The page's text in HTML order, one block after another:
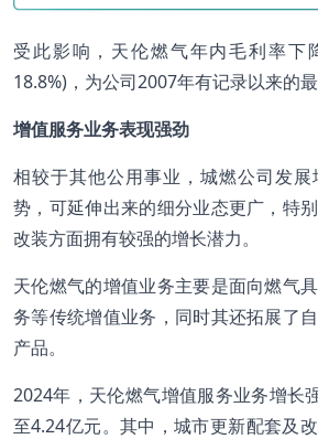
受此影响，天伦燃气年内毛利率下
18.8%)，为公司2007年有记录以来的最
增值服务业务表现强劲
相较于其他公用事业，城燃公司发
势，可延伸出来的细分业态更广，特
改装方面拥有较强的增长潜力。
天伦燃气的增值业务主要是面向燃气
务等传统增值业务，同时其还拓展了
产品。
2024年，天伦燃气增值服务业务增长
至4.24亿元。其中，城市更新配套及